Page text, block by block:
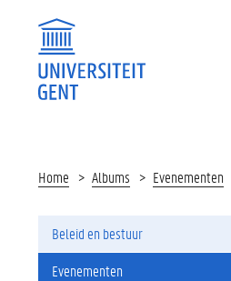
Home Albums Evenementen
Beleid en bestuur
Evenementen